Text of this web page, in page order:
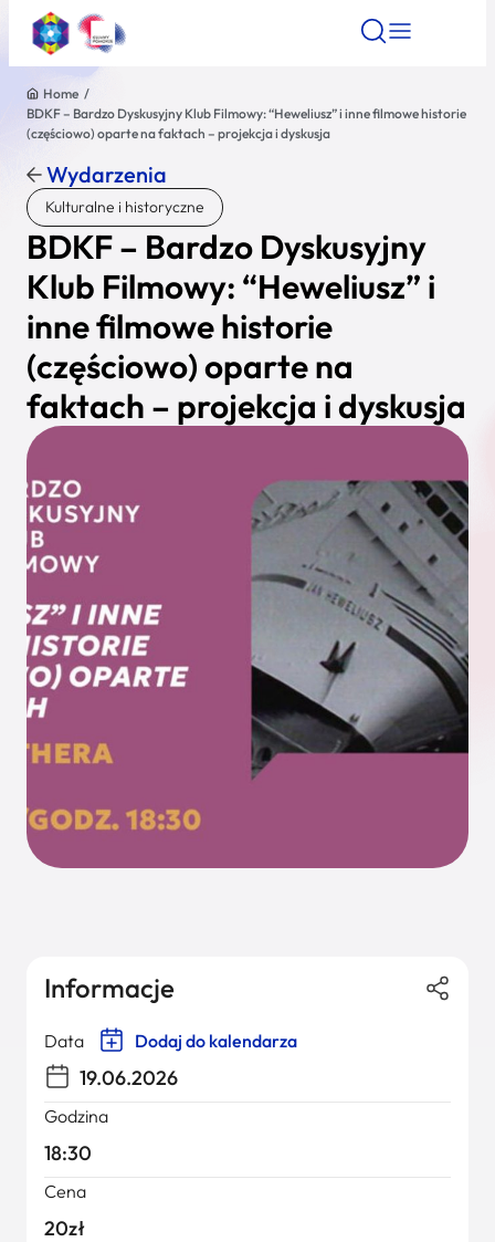
Znajdź atrakcję Znajdź artykuł Znajdź
Znajdź atrakcję
Nazwa atrakcji
Miasto
Kategoria
Wyszukaj
Home /
BDKF – Bardzo Dyskusyjny Klub Filmowy: “Heweliusz” i inne filmowe historie
(częściowo) oparte na faktach – projekcja i dyskusja
Wydarzenia
Kulturalne i historyczne
BDKF – Bardzo Dyskusyjny
Klub Filmowy: “Heweliusz” i
inne filmowe historie
(częściowo) oparte na
faktach – projekcja i dyskusja
Informacje
Data Dodaj do kalendarza
19.06.2026
Godzina
18:30
Cena
20zł